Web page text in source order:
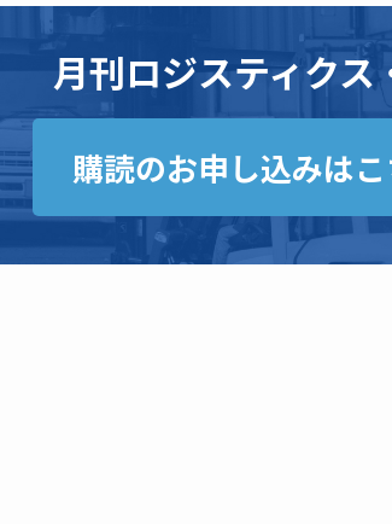
月刊ロジスティクス
購読のお申し込みは